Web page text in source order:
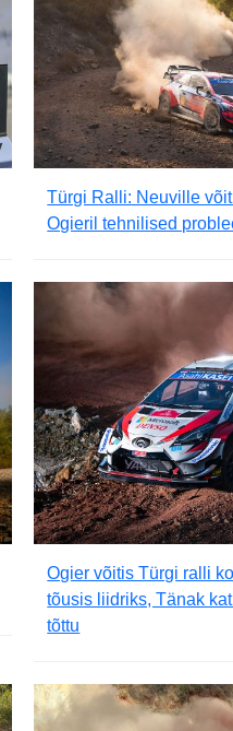
Türgi Ralli: Neuville
Ogieril tehnilised
Ogier võitis Türgi ralli
tõusis liidriks, Tänak
tõttu